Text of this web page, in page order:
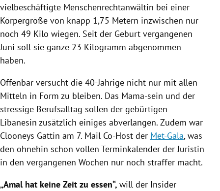
vielbeschäftigte Menschenrechtanwältin bei einer
Körpergröße von knapp 1,75 Metern inzwischen nur
noch 49 Kilo wiegen. Seit der Geburt vergangenen
Juni soll sie ganze 23 Kilogramm abgenommen
haben.
Offenbar versucht die 40-Jährige nicht nur mit allen
Mitteln in Form zu bleiben. Das Mama-sein und der
stressige Berufsalltag sollen der gebürtigen
Libanesin zusätzlich einiges abverlangen. Zudem war
Clooneys Gattin am 7. Mail Co-Host der Met-Gala, was
den ohnehin schon vollen Terminkalender der Juristin
in den vergangenen Wochen nur noch straffer macht.
„Amalhat keine Zeit zu essen“, will der Insider